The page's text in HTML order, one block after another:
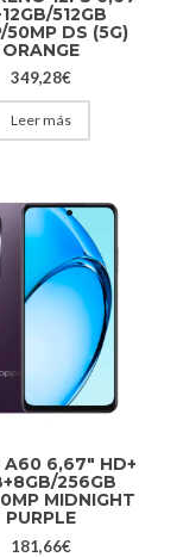
512GB
50MP DS (5G)
ORANGE
349,28€
Leer más
A60 6,67″ HD+
256GB
MIDNIGHT
PURPLE
181,66€